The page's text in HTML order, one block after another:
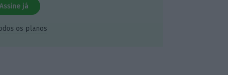
Assine já
os planos